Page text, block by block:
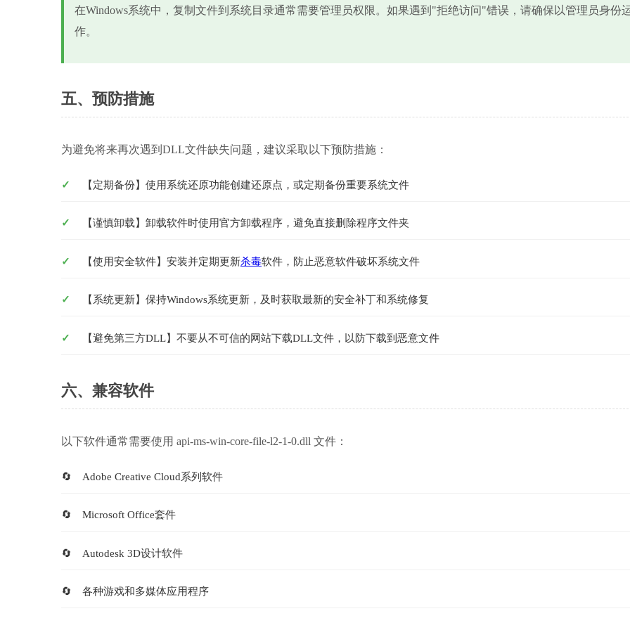
在Windows系统中，复制文件到系统目录通常需要管理员权限。如果遇到"拒绝访问"错误，请确保以管理员身份
作。
五、预防措施
为避免将来再次遇到DLL文件缺失问题，建议采取以下预防措施：
【定期备份】使用系统还原功能创建还原点，或定期备份重要系统文件
【谨慎卸载】卸载软件时使用官方卸载程序，避免直接删除程序文件夹
【使用安全软件】安装并定期更新杀毒软件，防止恶意软件破坏系统文件
【系统更新】保持Windows系统更新，及时获取最新的安全补丁和系统修复
【避免第三方DLL】不要从不可信的网站下载DLL文件，以防下载到恶意文件
六、兼容软件
以下软件通常需要使用 api-ms-win-core-file-l2-1-0.dll 文件：
Adobe Creative Cloud系列软件
Microsoft Office套件
Autodesk 3D设计软件
各种游戏和多媒体应用程序